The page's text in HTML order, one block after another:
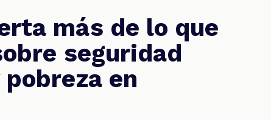
más de lo que
seguridad
en